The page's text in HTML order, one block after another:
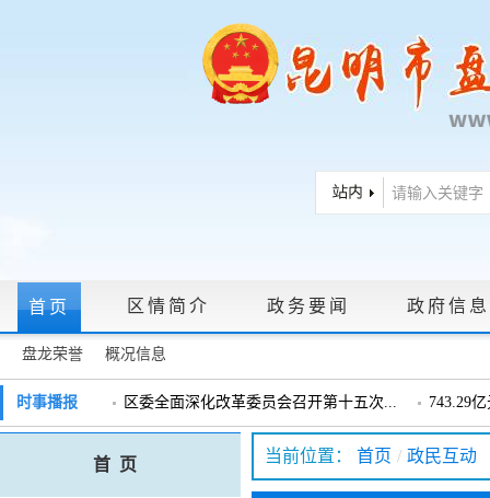
首页 区情简介 政务要闻 政府信
盘龙荣誉 概况信息
政府信息公开指南 | 政府信息公开制度 | 政策文件 法定主动公
常见问题问答
时事播报 区委全面深化改革委员会召开第十五次... 743.29
戴惠明调研辖区汽车企业 戴惠明
盘龙区委2026年度巡察工作会暨十三届...
首 页 当前位置： 首页 / 政民互动